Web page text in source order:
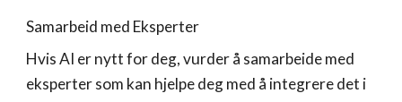
Samarbeid med Eksperter
Hvis AI er nytt for deg, vurder å samarbeide med
eksperter som kan hjelpe deg med å integrere det i